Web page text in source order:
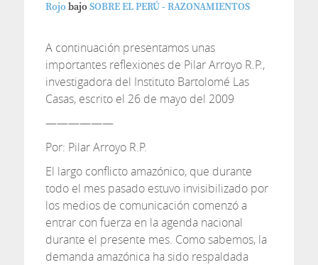
RojobajoSOBRE EL PERÚ - RAZONAMIENTOS
A continuación presentamos unas
importantes reflexiones de Pilar Arroyo R.P.,
investigadora del Instituto Bartolomé Las
Casas, escrito el 26 de mayo del 2009
——————
Por: Pilar Arroyo R.P.
El largo conflicto amazónico, que durante
todo el mes pasado estuvo invisibilizado por
los medios de comunicación comenzó a
entrar con fuerza en la agenda nacional
durante el presente mes. Como sabemos, la
demanda amazónica ha sido respaldada